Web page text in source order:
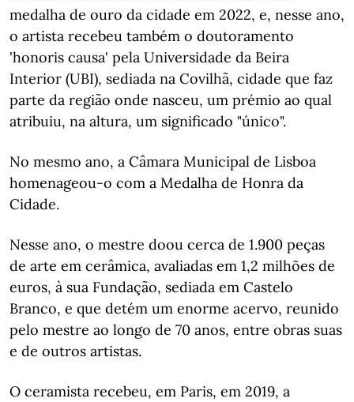
medalha de ouro da cidade em 2022, e, nesse ano,
o artista recebeu também o doutoramento
'honoris causa' pela Universidade da Beira
Interior (UBI), sediada na Covilhã, cidade que faz
parte da região onde nasceu, um prémio ao qual
atribuiu, na altura, um significado "único".
No mesmo ano, a Câmara Municipal de Lisboa
homenageou-o com a Medalha de Honra da
Cidade.
Nesse ano, o mestre doou cerca de 1.900 peças
de arte em cerâmica, avaliadas em 1,2 milhões de
euros, à sua Fundação, sediada em Castelo
Branco, e que detém um enorme acervo, reunido
pelo mestre ao longo de 70 anos, entre obras suas
e de outros artistas.
O ceramista recebeu, em Paris, em 2019, a